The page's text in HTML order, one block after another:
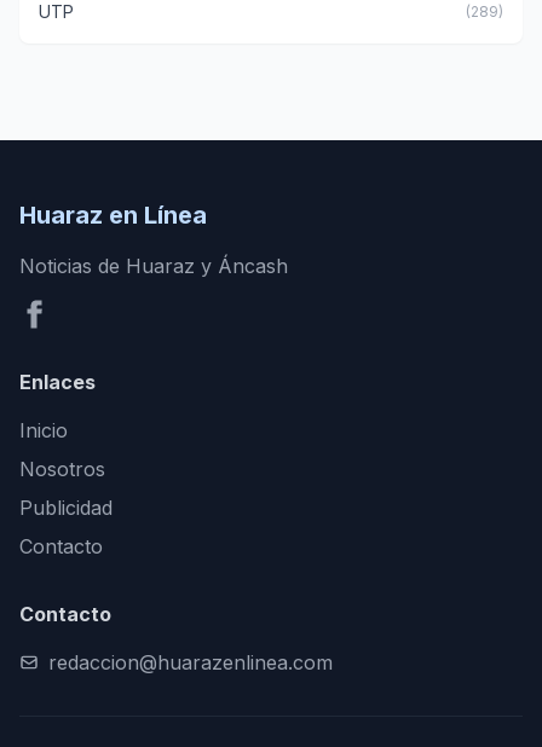
UTP (289)
Huaraz en Línea
Noticias de Huaraz y Áncash
Enlaces
Inicio
Nosotros
Publicidad
Contacto
Contacto
redaccion@huarazenlinea.com